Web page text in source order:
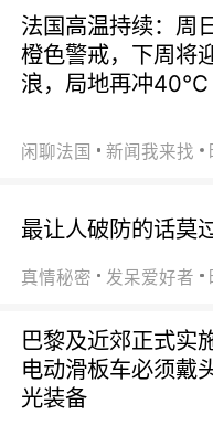
法国高温持续：周
橙色警戒，下周将
浪，局地再冲40℃
闲聊法国 新闻我来找
最让人破防的话莫
真情秘密 发呆爱好者
巴黎及近郊正式实
电动滑板车必须戴
光装备